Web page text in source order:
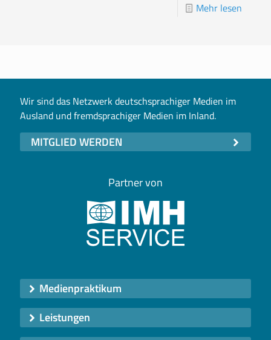
Mehr lesen
Wir sind das Netzwerk deutschsprachiger Medien im
Ausland und fremdsprachiger Medien im Inland.
MITGLIED WERDEN
Partner von
Medienpraktikum
Leistungen